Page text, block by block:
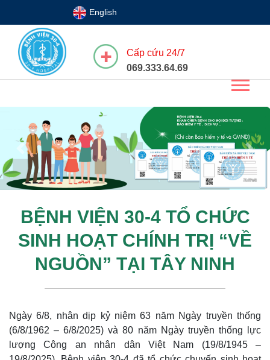
English
Cấp cứu 24/7
069.333.64.69
Previous Next
BỆNH VIỆN 30-4 TỔ CHỨC
SINH HOẠT CHÍNH TRỊ “VỀ
NGUỒN” TẠI TÂY NINH
Ngày 6/8, nhân dịp kỷ niệm 63 năm Ngày truyền thống
(6/8/1962 – 6/8/2025) và 80 năm Ngày truyền thống lực
lượng Công an nhân dân Việt Nam (19/8/1945 –